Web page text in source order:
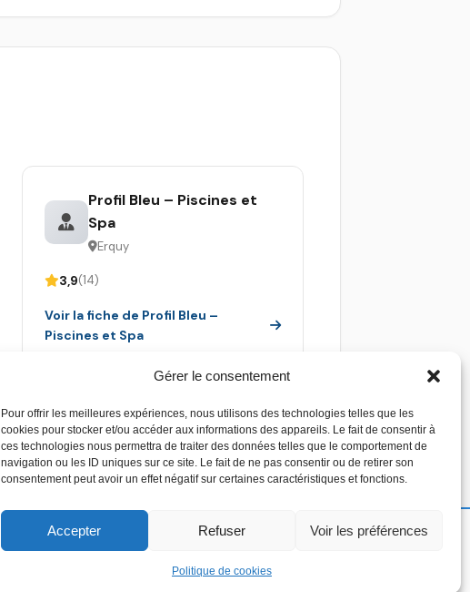
Gérer le consentement
Pour offrir les meilleures expériences, nous utilisons des technologies telles que les
cookies pour stocker et/ou accéder aux informations des appareils. Le fait de consentir à
ces technologies nous permettra de traiter des données telles que le comportement de
navigation ou les ID uniques sur ce site. Le fait de ne pas consentir ou de retirer son
consentement peut avoir un effet négatif sur certaines caractéristiques et fonctions.
Accepter Refuser Voir les préférences
Politique de cookies
Profil Bleu – Piscines et
Spa
Erquy
3,9(14)
Voir la fiche de Profil Bleu –
Piscines et Spa
Copyright 2026 - Devis piscine - Tous droit réservés